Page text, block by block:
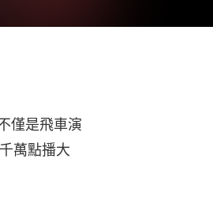
僅是飛車演
萬點播大